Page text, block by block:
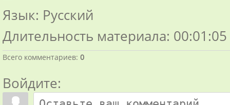
Язык: Русский
Длительность материала: 00:01:05
Всего комментариев: 0
Войдите: